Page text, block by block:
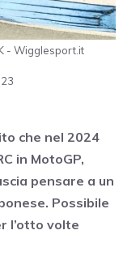
- Wigglesport.it
che nel 2024
in MotoGP,
pensare a un
Possibile
l’otto volte